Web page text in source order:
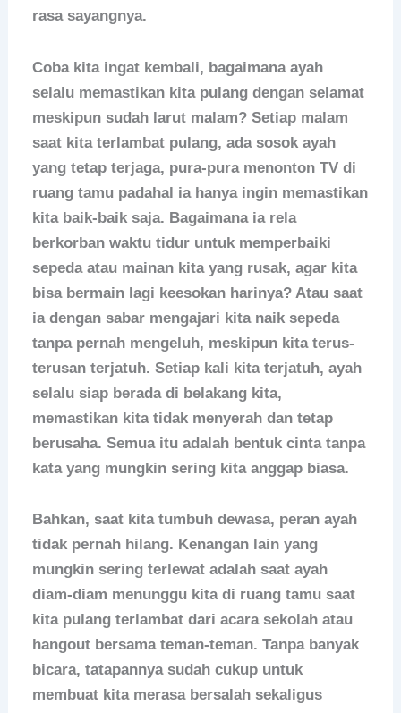
rasa sayangnya.
Coba kita ingat kembali, bagaimana ayah
selalu memastikan kita pulang dengan selamat
meskipun sudah larut malam? Setiap malam
saat kita terlambat pulang, ada sosok ayah
yang tetap terjaga, pura-pura menonton TV di
ruang tamu padahal ia hanya ingin memastikan
kita baik-baik saja. Bagaimana ia rela
berkorban waktu tidur untuk memperbaiki
sepeda atau mainan kita yang rusak, agar kita
bisa bermain lagi keesokan harinya? Atau saat
ia dengan sabar mengajari kita naik sepeda
tanpa pernah mengeluh, meskipun kita terus-
terusan terjatuh. Setiap kali kita terjatuh, ayah
selalu siap berada di belakang kita,
memastikan kita tidak menyerah dan tetap
berusaha. Semua itu adalah bentuk cinta tanpa
kata yang mungkin sering kita anggap biasa.
Bahkan, saat kita tumbuh dewasa, peran ayah
tidak pernah hilang. Kenangan lain yang
mungkin sering terlewat adalah saat ayah
diam-diam menunggu kita di ruang tamu saat
kita pulang terlambat dari acara sekolah atau
hangout bersama teman-teman. Tanpa banyak
bicara, tatapannya sudah cukup untuk
membuat kita merasa bersalah sekaligus